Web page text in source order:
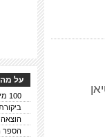
על מה
100 מילה על ספרים
הוצאה
הספר